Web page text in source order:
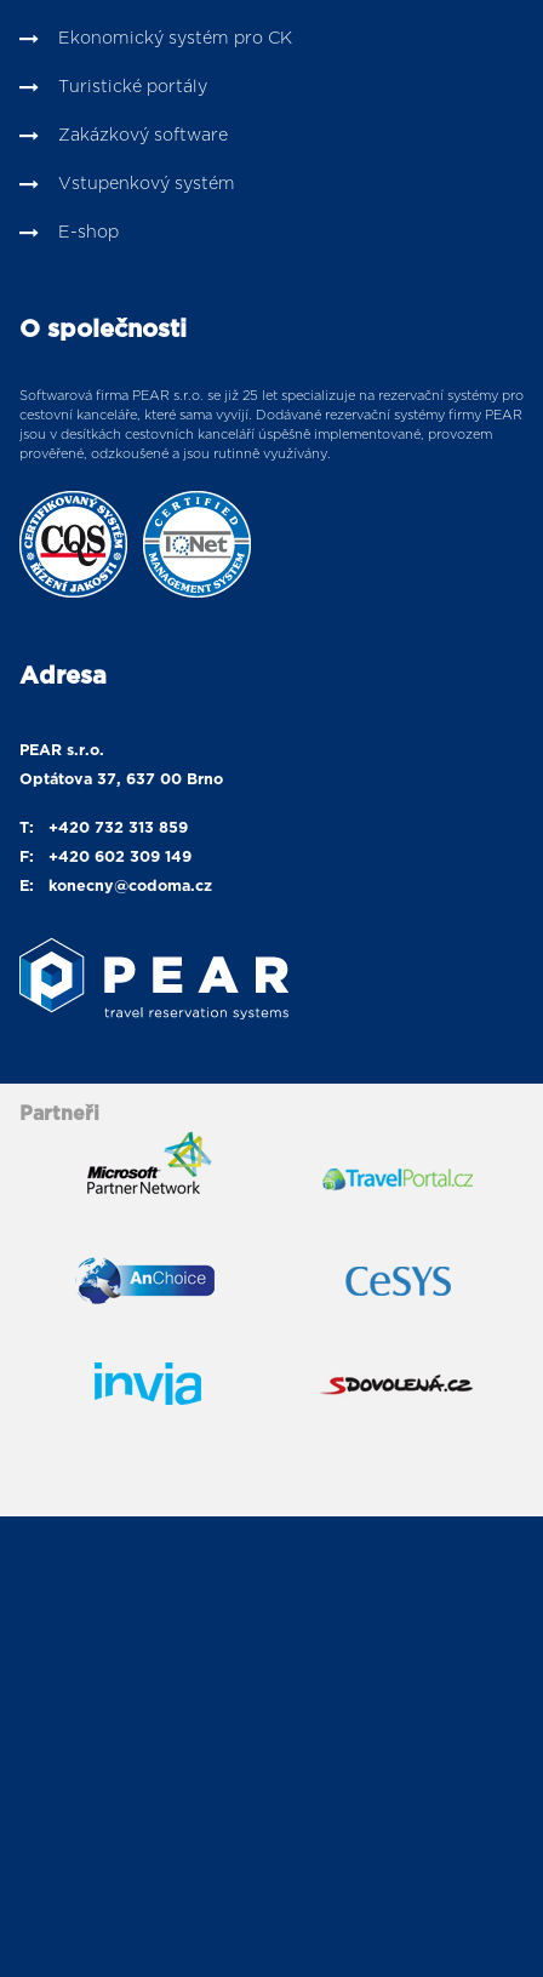
Ekonomický systém pro CK
Turistické portály
Zakázkový software
Vstupenkový systém
E-shop
O společnosti
Softwarová firma PEAR s.r.o. se již 25 let specializuje na rezervační systémy pro
cestovní kanceláře, které sama vyvíjí. Dodávané rezervační systémy firmy PEAR
jsou v desítkách cestovních kanceláří úspěšně implementované, provozem
prověřené, odzkoušené a jsou rutinně využívány.
Adresa
PEAR s.r.o.
Optátova 37, 637 00 Brno
T:
+420 732 313 859
F:
+420 602 309 149
E:
konecny@codoma.cz
Partneři